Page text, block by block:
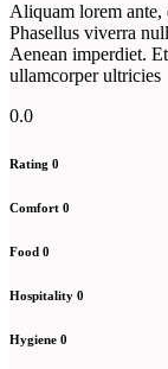
Aliquam lorem ante,
Phasellus viverra
Aenean imperdiet.
ullamcorper ultricies
0.0
Rating 0
Comfort 0
Food 0
Hospitality 0
Hygiene 0